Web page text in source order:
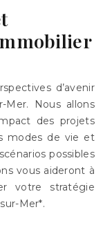
d’avenir
Mer. Nous allons
des projets
modes de vie et
possibles
vous aideront à
votre stratégie
Mer*.